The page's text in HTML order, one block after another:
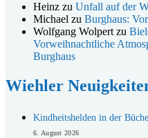
Heinz zu Unfall auf der
Michael zu Burghaus:
Wolfgang Wolpertzu
Vorweihnachtliche
Burghaus
Wiehler
Kindheitshelden in der
6. August 2026